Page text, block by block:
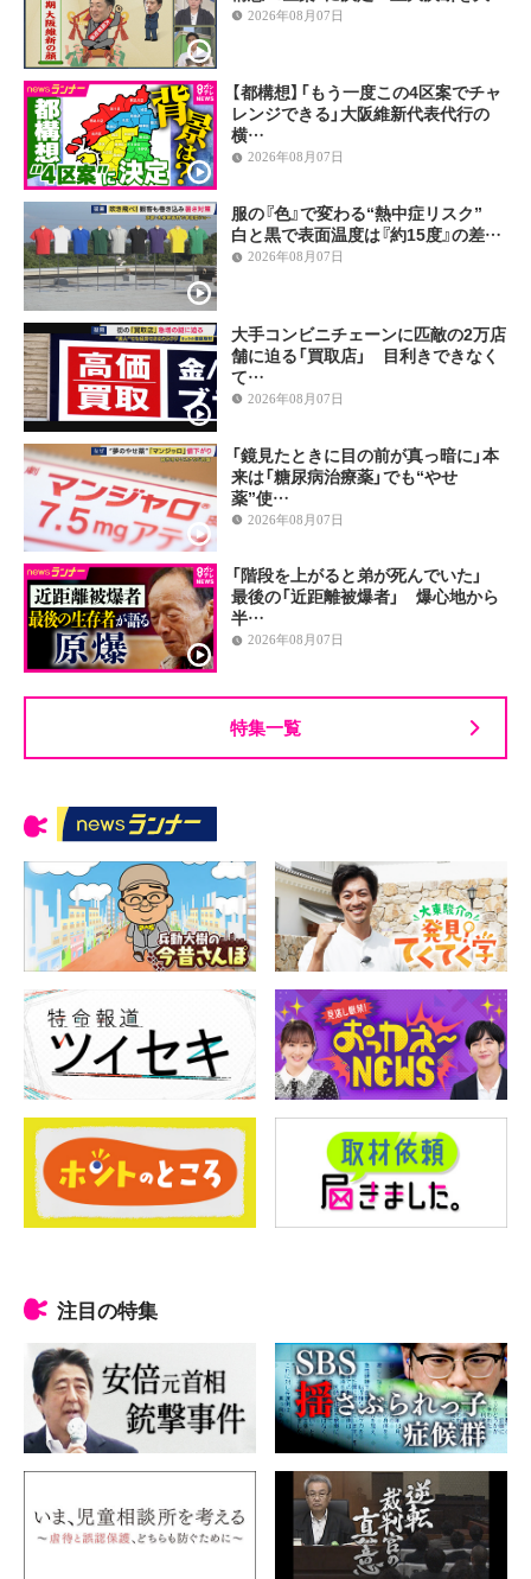
2026年08月07日
【都構想】「もう一度この4区案でチャ
レンジできる」大阪維新代表代行の
横…
2026年08月07日
服の『色』で変わる“熱中症リスク”
白と黒で表面温度は『約15度』の差…
2026年08月07日
大手コンビニチェーンに匹敵の2万店
舗に迫る「買取店」 目利きできなく
て…
2026年08月07日
「鏡見たときに目の前が真っ暗に」本
来は「糖尿病治療薬」でも“やせ
薬”使…
2026年08月07日
「階段を上がると弟が死んでいた」
最後の「近距離被爆者」 爆心地から
半…
2026年08月07日
特集一覧
注目の特集